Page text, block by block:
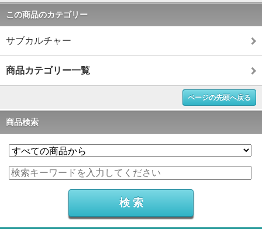
この商品のカテゴリー
サブカルチャー
商品カテゴリー一覧
ページの先頭へ戻る
商品検索